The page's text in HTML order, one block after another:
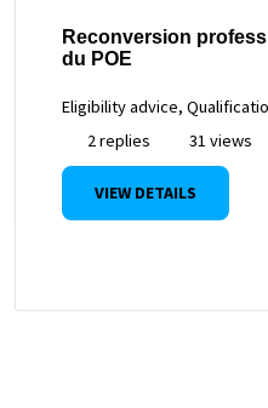
Reconversion
du POE
Eligibility advice,
2 replies
31 views
VIEW DETAILS